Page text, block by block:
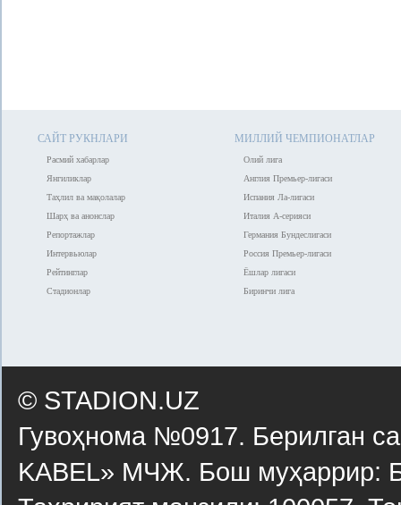
САЙТ РУКНЛАРИ
Расмий хабарлар
Янгиликлар
Таҳлил ва мақолалар
Шарҳ ва анонслар
Репортажлар
Интервьюлар
Рейтинглар
Стадионлар
МИЛЛИЙ ЧЕМПИОНАТЛАР
Олий лига
Англия Премьер-лигаси
Испания Ла-лигаси
Италия А-серияси
Германия Бундеслигаси
Россия Премьер-лигаси
Ёшлар лигаси
Биринчи лига
© STADION.UZ
Гувоҳнома №0917. Берилган
KABEL» МЧЖ. Бош муҳаррир: